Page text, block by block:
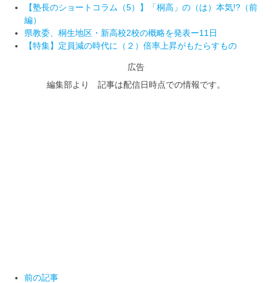
【塾長のショートコラム（5）】「桐高」の（は）本気!?（前
編）
県教委、桐生地区・新高校2校の概略を発表ー11日
【特集】定員減の時代に（２）倍率上昇がもたらすもの
広告
編集部より 記事は配信日時点での情報です。
前の記事